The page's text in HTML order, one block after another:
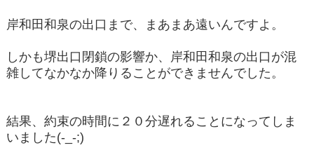
岸和田和泉の出口まで、まあまあ遠いんですよ。
しかも堺出口閉鎖の影響か、岸和田和泉の出口が混
雑してなかなか降りることができませんでした。
結果、約束の時間に２０分遅れることになってしま
いました(-_-;)